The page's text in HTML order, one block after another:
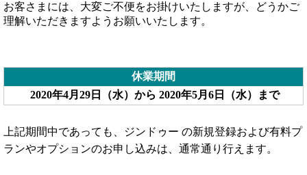
お客さまには、大変ご不便をお掛けいたしますが、どうかご
理解いただきますようお願いいたします。
休業期間
2020年4月29日（水）から 2020年5月6日（水）まで
上記期間中であっても、
ジンドゥー の新規登録および有料プ
ランやオプションのお申し込みは、通常通り行えます。